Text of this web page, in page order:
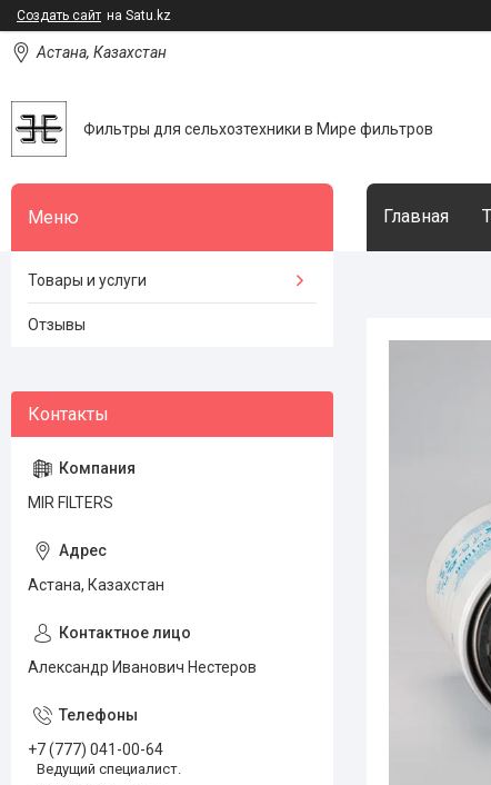
Создать сайт на Satu.kz
Астана, Казахстан
Фильтры для сельхозтехники в Мире фильтров
Главная
Товары и услуги
Отзывы
MIR FILTERS
Астана, Казахстан
Александр Иванович Нестеров
+7 (777) 041-00-64
Ведущий специалист.